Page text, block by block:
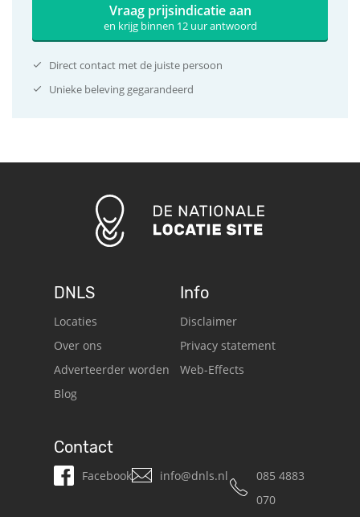
Vraag prijsindicatie aan
en krijg binnen 12 uur antwoord
Direct contact met de juiste persoon
Unieke beleving gegarandeerd
DNLS
Locaties
Over ons
Adverteerder worden
Blog
Info
Disclaimer
Privacy statement
Web-Effects
Contact
Facebook info@dnls.nl
085 4883
070